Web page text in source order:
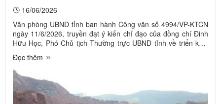
16/06/2026
Văn phòng UBND tỉnh ban hành Công văn số 4994/VP-KTCN
ngày 11/6/2026, truyền đạt ý kiến chỉ đạo của đồng chí Đinh
Hữu Học, Phó Chủ tịch Thường trực UBND tỉnh về triển khai
công tác quy hoạch sau sáp nhập theo chỉ đạo của Phó Thủ
tướng Thường trực Chính phủ Phạm Gia Túc tại Công văn số
4804/VPCP-CN ...
Đọc thêm